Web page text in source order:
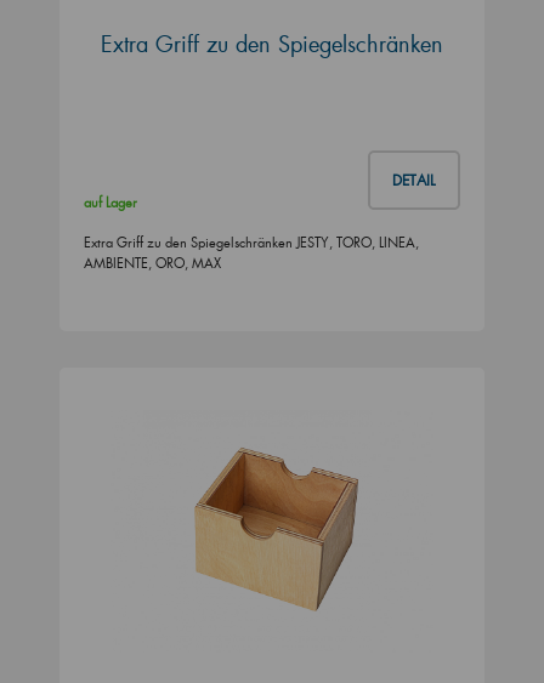
Extra Griff zu den Spiegelschränken
DETAIL
auf Lager
Extra Griff zu den Spiegelschränken JESTY, TORO, LINEA,
AMBIENTE, ORO, MAX